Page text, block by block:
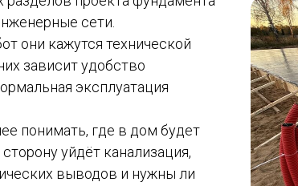
сети.
они кажутся технической
зависит удобство
эксплуатация
понимать, где в дом будет
уйдёт канализация,
выводов и нужны ли